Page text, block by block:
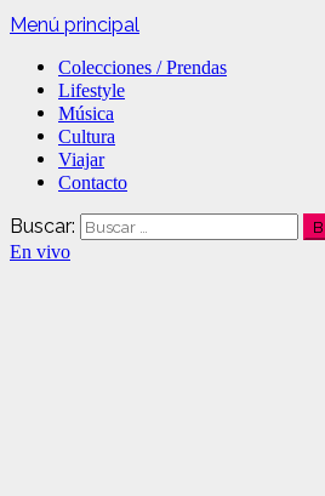
Menú principal
Colecciones / Prendas
Lifestyle
Música
Cultura
Viajar
Contacto
Buscar:
En vivo